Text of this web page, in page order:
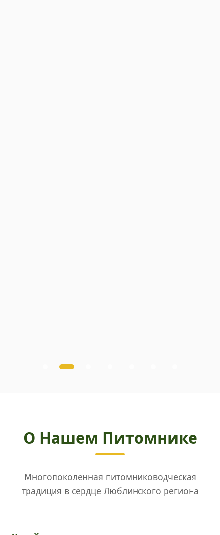
О Нашем Питомнике
Многопоколенная питомниководческая
традиция в сердце Люблинского региона